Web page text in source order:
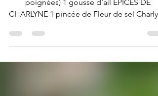
INGRÉDIENTS Crevettes à volonté (2
poignées) 1 gousse d’ail ÉPICES DE
CHARLYNE 1 pincée de Fleur de sel